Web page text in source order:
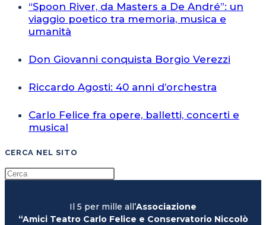
“Spoon River, da Masters a De André”: un
viaggio poetico tra memoria, musica e
umanità
Don Giovanni conquista Borgio Verezzi
Riccardo Agosti: 40 anni d’orchestra
Carlo Felice fra opere, balletti, concerti e
musical
CERCA NEL SITO
Il 5 per mille all’Associazione
“Amici Teatro Carlo Felice e Conservatorio Niccolò